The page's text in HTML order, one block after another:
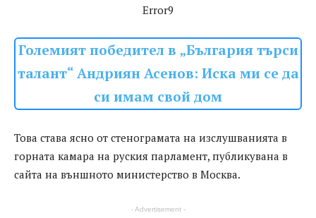
Error9
Големият победител в „България търси
талант“ Андриян Асенов: Иска ми се да
си имам свой дом
Това става ясно от стенограмата на изслушванията в
горната камара на руския парламент, публикувана в
сайта на външното министерство в Москва.
- Advertisement -